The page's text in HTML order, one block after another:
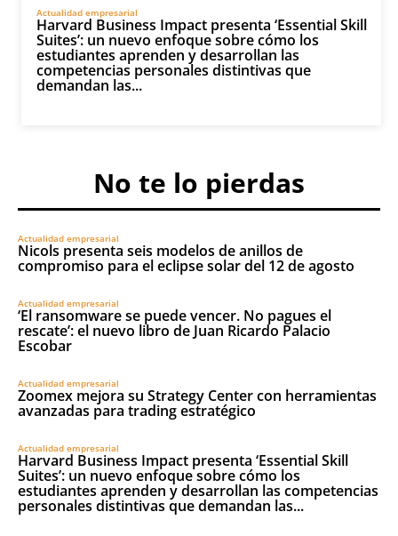
Actualidad empresarial
Harvard Business Impact presenta ‘Essential Skill
Suites’: un nuevo enfoque sobre cómo los
estudiantes aprenden y desarrollan las
competencias personales distintivas que
demandan las...
No te lo pierdas
Actualidad empresarial
Nicols presenta seis modelos de anillos de
compromiso para el eclipse solar del 12 de agosto
Actualidad empresarial
‘El ransomware se puede vencer. No pagues el
rescate’: el nuevo libro de Juan Ricardo Palacio
Escobar
Actualidad empresarial
Zoomex mejora su Strategy Center con herramientas
avanzadas para trading estratégico
Actualidad empresarial
Harvard Business Impact presenta ‘Essential Skill
Suites’: un nuevo enfoque sobre cómo los
estudiantes aprenden y desarrollan las competencias
personales distintivas que demandan las...